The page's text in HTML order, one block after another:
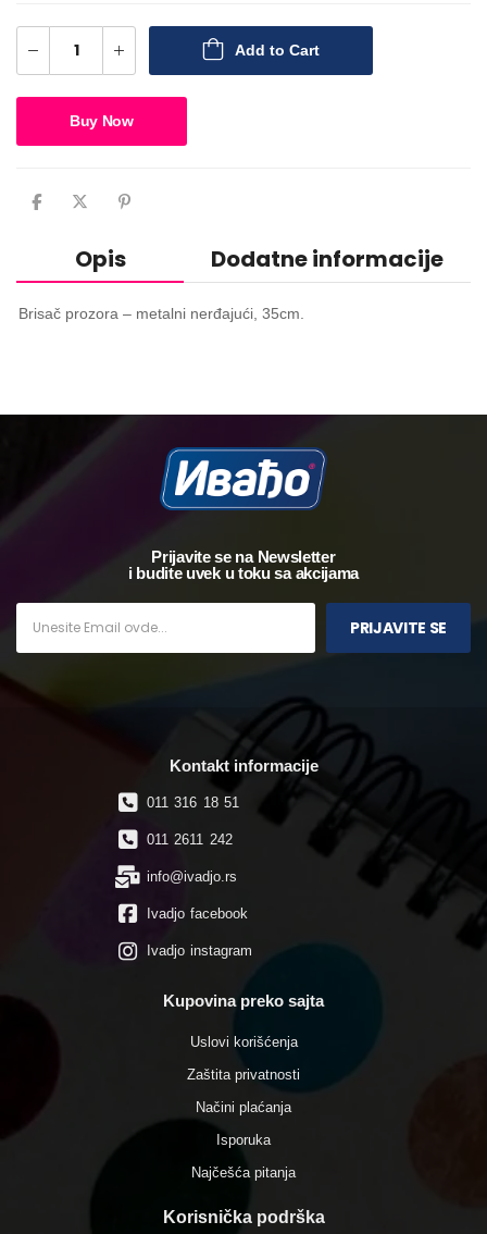
Add to Cart
Buy Now
Opis Dodatne informacije
Brisač prozora – metalni nerđajući, 35cm.
Prijavite se na Newsletter
i budite uvek u toku sa akcijama
PRIJAVITE SE
Kontakt informacije
011 316 18 51
011 2611 242
info@ivadjo.rs
Ivadjo facebook
Ivadjo instagram
Kupovina preko sajta
Uslovi korišćenja
Zaštita privatnosti
Načini plaćanja
Isporuka
Najčešća pitanja
Korisnička podrška